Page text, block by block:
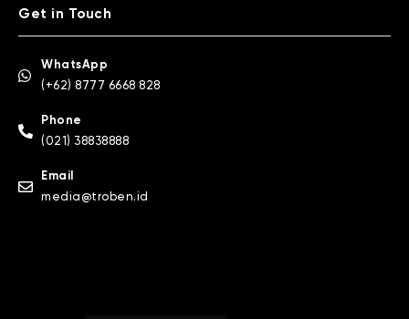
Get in Touch
WhatsApp
(+62) 8777 6668 828
Phone
(021) 38838888
Email
media@troben.id